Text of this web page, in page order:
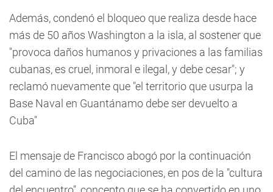
Además, condenó el bloqueo que realiza desde hace
más de 50 años Washington a la isla, al sostener que
"provoca daños humanos y privaciones a las familias
cubanas, es cruel, inmoral e ilegal, y debe cesar"; y
reclamó nuevamente que "el territorio que usurpa la
Base Naval en Guantánamo debe ser devuelto a
Cuba"
El mensaje de Francisco abogó por la continuación
del camino de las negociaciones, en pos de la "cultura